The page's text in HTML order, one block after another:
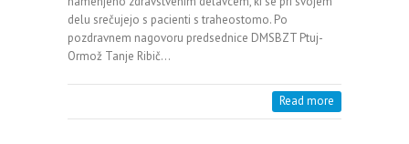
delu srečujejo s pacienti s traheostomo. Po
pozdravnem nagovoru predsednice DMSBZT Ptuj-
Ormož Tanje Ribič…
Read more